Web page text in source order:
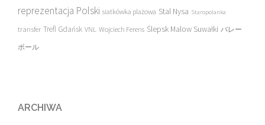
reprezentacja Polski siatkówka plażowa Stal Nysa Staropolanka
transfer Trefl Gdańsk VNL Wojciech Ferens Ślepsk Malow Suwałki バレー
ボール
ARCHIWA